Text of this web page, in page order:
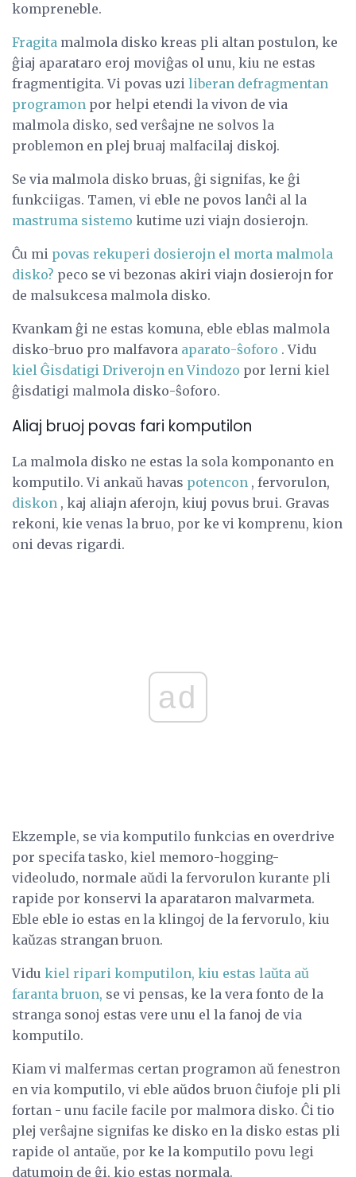
kompreneble.
Fragita malmola disko kreas pli altan postulon, ke
ĝiaj aparataro eroj moviĝas ol unu, kiu ne estas
fragmentigita. Vi povas uzi liberan defragmentan
programon por helpi etendi la vivon de via
malmola disko, sed verŝajne ne solvos la
problemon en plej bruaj malfacilaj diskoj.
Se via malmola disko bruas, ĝi signifas, ke ĝi
funkciigas. Tamen, vi eble ne povos lanĉi al la
mastruma sistemo kutime uzi viajn dosierojn.
Ĉu mi povas rekuperi dosierojn el morta malmola
disko? peco se vi bezonas akiri viajn dosierojn for
de malsukcesa malmola disko.
Kvankam ĝi ne estas komuna, eble eblas malmola
disko-bruo pro malfavora aparato-ŝoforo . Vidu
kiel Ĝisdatigi Driverojn en Vindozo por lerni kiel
ĝisdatigi malmola disko-ŝoforo.
Aliaj bruoj povas fari komputilon
La malmola disko ne estas la sola komponanto en
komputilo. Vi ankaŭ havas potencon , fervorulon,
diskon , kaj aliajn aferojn, kiuj povus brui. Gravas
rekoni, kie venas la bruo, por ke vi komprenu, kion
oni devas rigardi.
ad
Ekzemple, se via komputilo funkcias en overdrive
por specifa tasko, kiel memoro-hogging-
videoludo, normale aŭdi la fervorulon kurante pli
rapide por konservi la aparataron malvarmeta.
Eble eble io estas en la klingoj de la fervorulo, kiu
kaŭzas strangan bruon.
Vidu kiel ripari komputilon, kiu estas laŭta aŭ
faranta bruon, se vi pensas, ke la vera fonto de la
stranga sonoj estas vere unu el la fanoj de via
komputilo.
Kiam vi malfermas certan programon aŭ fenestron
en via komputilo, vi eble aŭdos bruon ĉiufoje pli pli
fortan - unu facile facile por malmora disko. Ĉi tio
plej verŝajne signifas ke disko en la disko estas pli
rapide ol antaŭe, por ke la komputilo povu legi
datumojn de ĝi, kio estas normala.